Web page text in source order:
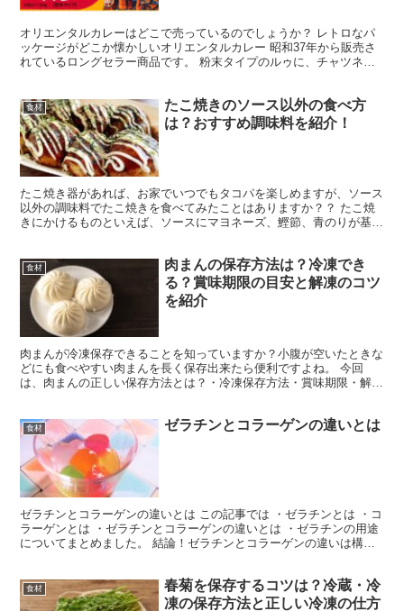
オリエンタルカレーはどこで売っているのでしょうか？ レトロなパ
ッケージがどこか懐かしいオリエンタルカレー 昭和37年から販売さ
れているロングセラー商品です。 粉末タイプのルゥに、チャツネが
食材
たこ焼きのソース以外の食べ方
は？おすすめ調味料を紹介！
たこ焼き器があれば、お家でいつでもタコパを楽しめますが、ソース
以外の調味料でたこ焼きを食べてみたことはありますか？？ たこ焼
きにかけるものといえば、ソースにマヨネーズ、鰹節、青のりが基本
食材
肉まんの保存方法は？冷凍でき
る？賞味期限の目安と解凍のコツ
を紹介
肉まんが冷凍保存できることを知っていますか？小腹が空いたときな
どにも食べやすい肉まんを長く保存出来たら便利ですよね。 今回
は、肉まんの正しい保存方法とは？・冷凍保存方法・賞味期限・解凍
食材 ゼラチンとコラーゲンの違いとは
ゼラチンとコラーゲンの違いとは この記事では ・ゼラチンとは ・コ
ラーゲンとは ・ゼラチンとコラーゲンの違いとは ・ゼラチンの用途
についてまとめました。 結論！ゼラチンとコラーゲンの違いは構造
食材
春菊を保存するコツは？冷蔵・冷
凍の保存方法と正しい冷凍の仕方